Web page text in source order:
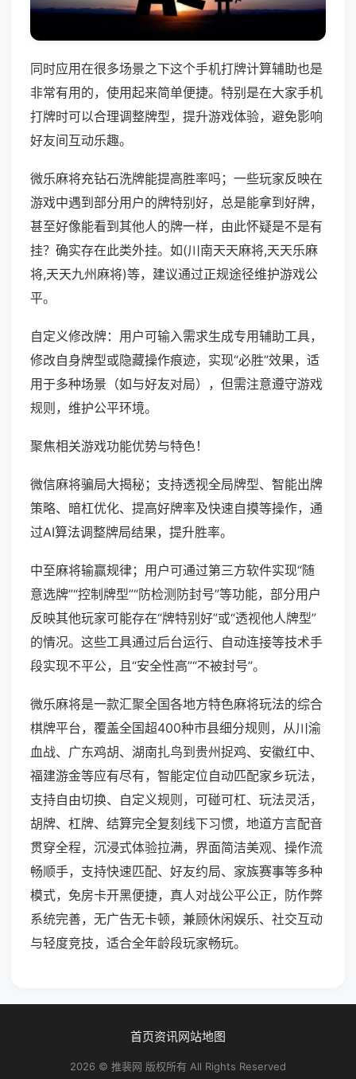
同时应用在很多场景之下这个手机打牌计算辅助也是
非常有用的，使用起来简单便捷。特别是在大家手机
打牌时可以合理调整牌型，提升游戏体验，避免影响
好友间互动乐趣。
微乐麻将充钻石洗牌能提高胜率吗；一些玩家反映在
游戏中遇到部分用户的牌特别好，总是能拿到好牌，
甚至好像能看到其他人的牌一样，由此怀疑是不是有
挂？确实存在此类外挂。如(川南天天麻将,天天乐麻
将,天天九州麻将)等，建议通过正规途径维护游戏公
平。
自定义修改牌：用户可输入需求生成专用辅助工具，
修改自身牌型或隐藏操作痕迹，实现“必胜”效果，适
用于多种场景（如与好友对局），但需注意遵守游戏
规则，维护公平环境。
聚焦相关游戏功能优势与特色！
微信麻将骗局大揭秘；支持透视全局牌型、智能出牌
策略、暗杠优化、提高好牌率及快速自摸等操作，通
过AI算法调整牌局结果，提升胜率。
中至麻将输赢规律；用户可通过第三方软件实现“随
意选牌”“控制牌型”“防检测防封号”等功能，部分用户
反映其他玩家可能存在“牌特别好”或“透视他人牌型”
的情况。这些工具通过后台运行、自动连接等技术手
段实现不平公，且“安全性高”“不被封号”。
微乐麻将是一款汇聚全国各地方特色麻将玩法的综合
棋牌平台，覆盖全国超400种市县细分规则，从川渝
血战、广东鸡胡、湖南扎鸟到贵州捉鸡、安徽红中、
福建游金等应有尽有，智能定位自动匹配家乡玩法，
支持自由切换、自定义规则，可碰可杠、玩法灵活，
胡牌、杠牌、结算完全复刻线下习惯，地道方言配音
贯穿全程，沉浸式体验拉满，界面简洁美观、操作流
畅顺手，支持快速匹配、好友约局、家族赛事等多种
模式，免房卡开黑便捷，真人对战公平公正，防作弊
系统完善，无广告无卡顿，兼顾休闲娱乐、社交互动
与轻度竞技，适合全年龄段玩家畅玩。
首页资讯网站地图
2026 © 推裴网 版权所有 All Rights Reserved